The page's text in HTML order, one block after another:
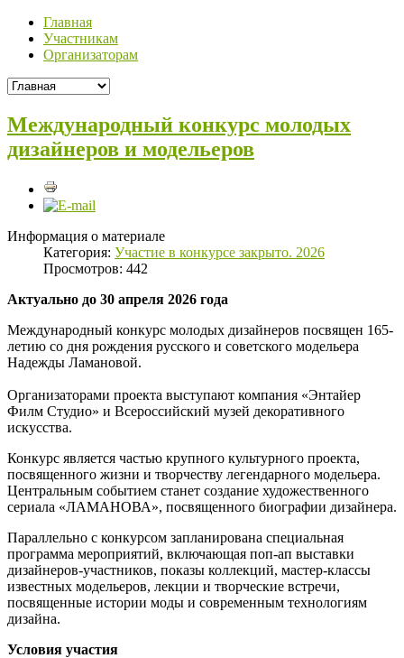
Главная
Участникам
Организаторам
Международный конкурс молодых
дизайнеров и модельеров
Информация о материале
Категория: Участие в конкурсе закрыто. 2026
Просмотров: 442
Актуально до 30 апреля 2026 года
Международный конкурс молодых дизайнеров посвящен 165-
летию со дня рождения русского и советского модельера
Надежды Ламановой.
Организаторами проекта выступают компания «Энтайер
Филм Студио» и Всероссийский музей декоративного
искусства.
Конкурс является частью крупного культурного проекта,
посвященного жизни и творчеству легендарного модельера.
Центральным событием станет создание художественного
сериала «ЛАМАНОВА», посвященного биографии дизайнера.
Параллельно с конкурсом запланирована специальная
программа мероприятий, включающая поп-ап выставки
дизайнеров-участников, показы коллекций, мастер-классы
известных модельеров, лекции и творческие встречи,
посвященные истории моды и современным технологиям
дизайна.
Условия участия